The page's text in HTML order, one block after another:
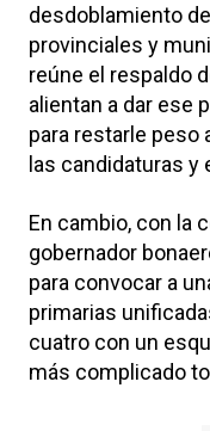
desdoblamiento
provinciales y
reúne el respaldo
alientan a dar ese
para restarle peso
las candidaturas y
En cambio, con la
gobernador
para convocar a
primarias
cuatro con un
más complicado